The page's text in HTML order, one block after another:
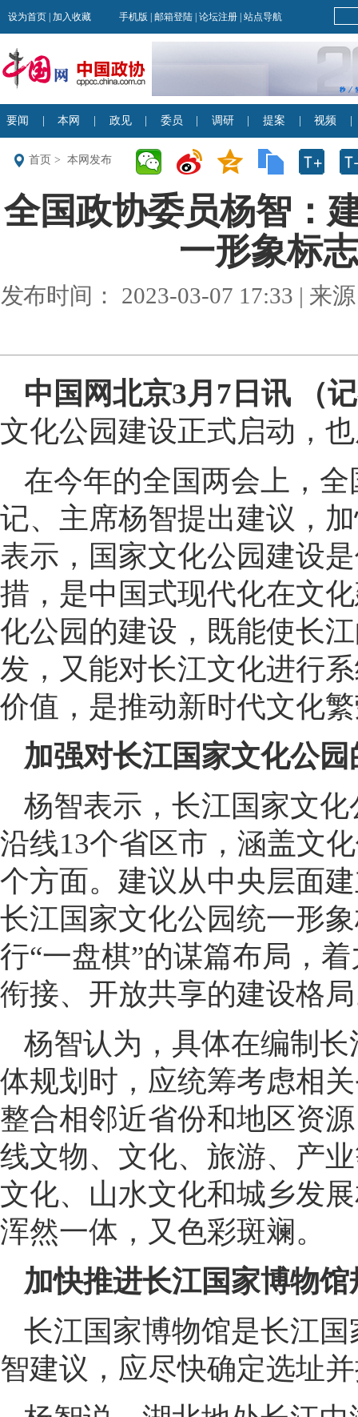
首页 > 本网发布
全国政协委员杨智：
一形象标
发布时间： 2023-03-07 17:33 | 来
中国网北京3月7日讯 （
文化公园建设正式启动，
在今年的全国两会上，
记、主席杨智提出建议，
表示，国家文化公园建设
措，是中国式现代化在文
化公园的建设，既能使长
发，又能对长江文化进行
价值，是推动新时代文化
加强对长江国家文化公
杨智表示，长江国家文
沿线13个省区市，涵盖文
个方面。建议从中央层面
长江国家文化公园统一形
行“一盘棋”的谋篇布局，
衔接、开放共享的建设格
杨智认为，具体在编制
体规划时，应统筹考虑相
整合相邻近省份和地区资
线文物、文化、旅游、产
文化、山水文化和城乡发
浑然一体，又色彩斑斓。
加快推进长江国家博物
长江国家博物馆是长江
智建议，应尽快确定选址